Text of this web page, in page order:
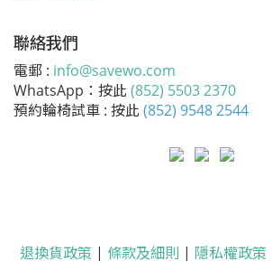
聯絡我們
電郵 : info@savewo.com
WhatsApp：按此 (852) 5503 2370
預約輪椅試車 : 按此 (852) 9548 2544
退換貨政策 | 條款及細則 | 隱私權政策